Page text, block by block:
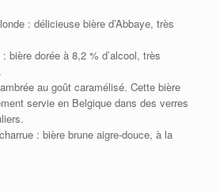
: délicieuse bière d’Abbaye, très
: bière dorée à 8,2 % d’alcool, très
au goût caramélisé. Cette bière
servie en Belgique dans des verres
: bière brune aigre-douce, à la